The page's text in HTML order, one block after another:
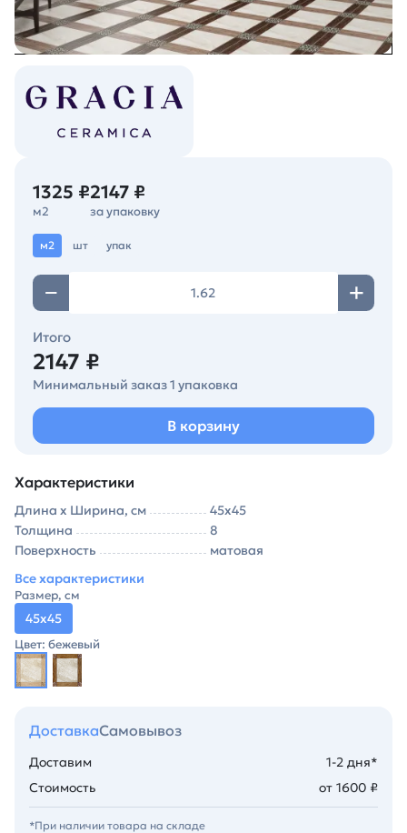
1325 ₽
м2
2147 ₽
за упаковку
м2 шт упак
Итого
2147 ₽
Минимальный заказ 1 упаковка
В корзину
Характеристики
Длина х Ширина, см
45х45
Толщина
8
Поверхность
матовая
Все характеристики
Размер, см
45х45
Цвет: бежевый
ДоставкаСамовывоз
Доставим
1-2 дня*
Стоимость
от 1600 ₽
*При наличии товара на складе